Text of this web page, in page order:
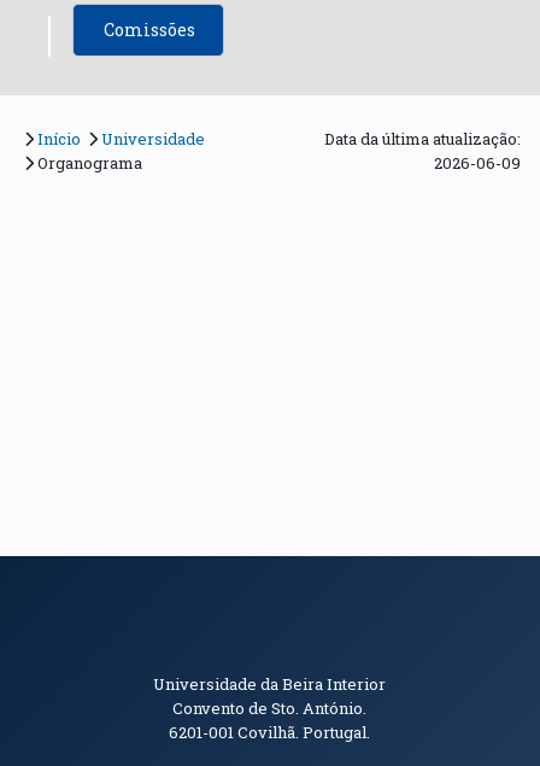
Comissões
Início
Universidade
Organograma
Data da última atualização:
2026-06-09
Informações de Contacto
Universidade da Beira Interior
Convento de Sto. António.
6201-001Covilhã. Portugal.